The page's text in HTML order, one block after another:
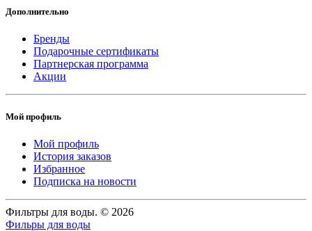
Дополнительно
Бренды
Подарочные сертификаты
Партнерская программа
Акции
Мой профиль
Мой профиль
История заказов
Избранное
Подписка на новости
Фильтры для воды. © 2026
Фильры для воды